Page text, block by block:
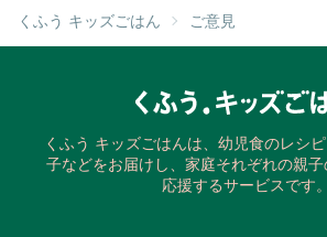
くふう キッズごはん ご意見
くふう キッズごはんは、幼児食のレシ
子などをお届けし、家庭それぞれの親
応援するサービスです。